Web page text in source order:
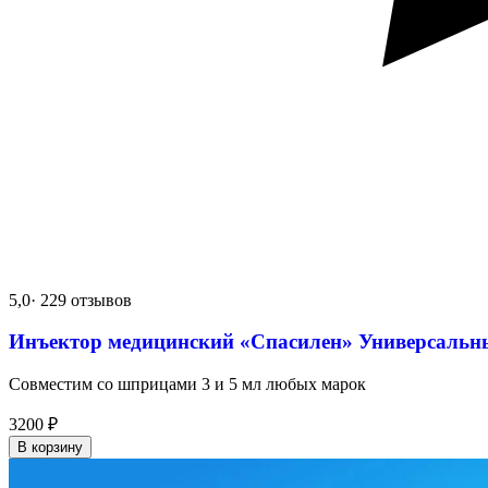
5,0· 229 отзывов
Инъектор медицинский «Спасилен»
Совместим со шприцами 3 и 5 мл любых марок
3200 ₽
В корзину